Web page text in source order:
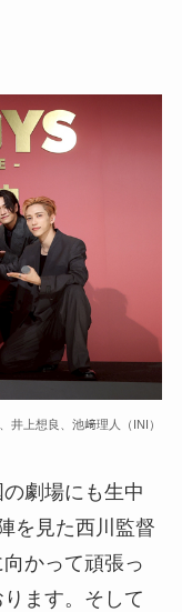
井上想良、池﨑理人（INI）
劇場にも生中
を見た西川監督
かって頑張っ
ます。そして